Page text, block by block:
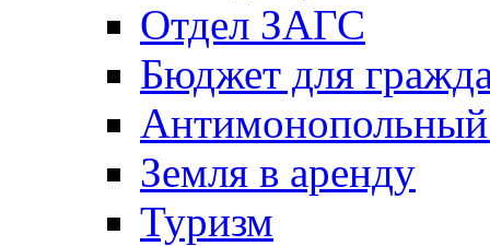
Отдел ЗАГС
Бюджет для
Антимонопольный
Земля в аренду
Туризм